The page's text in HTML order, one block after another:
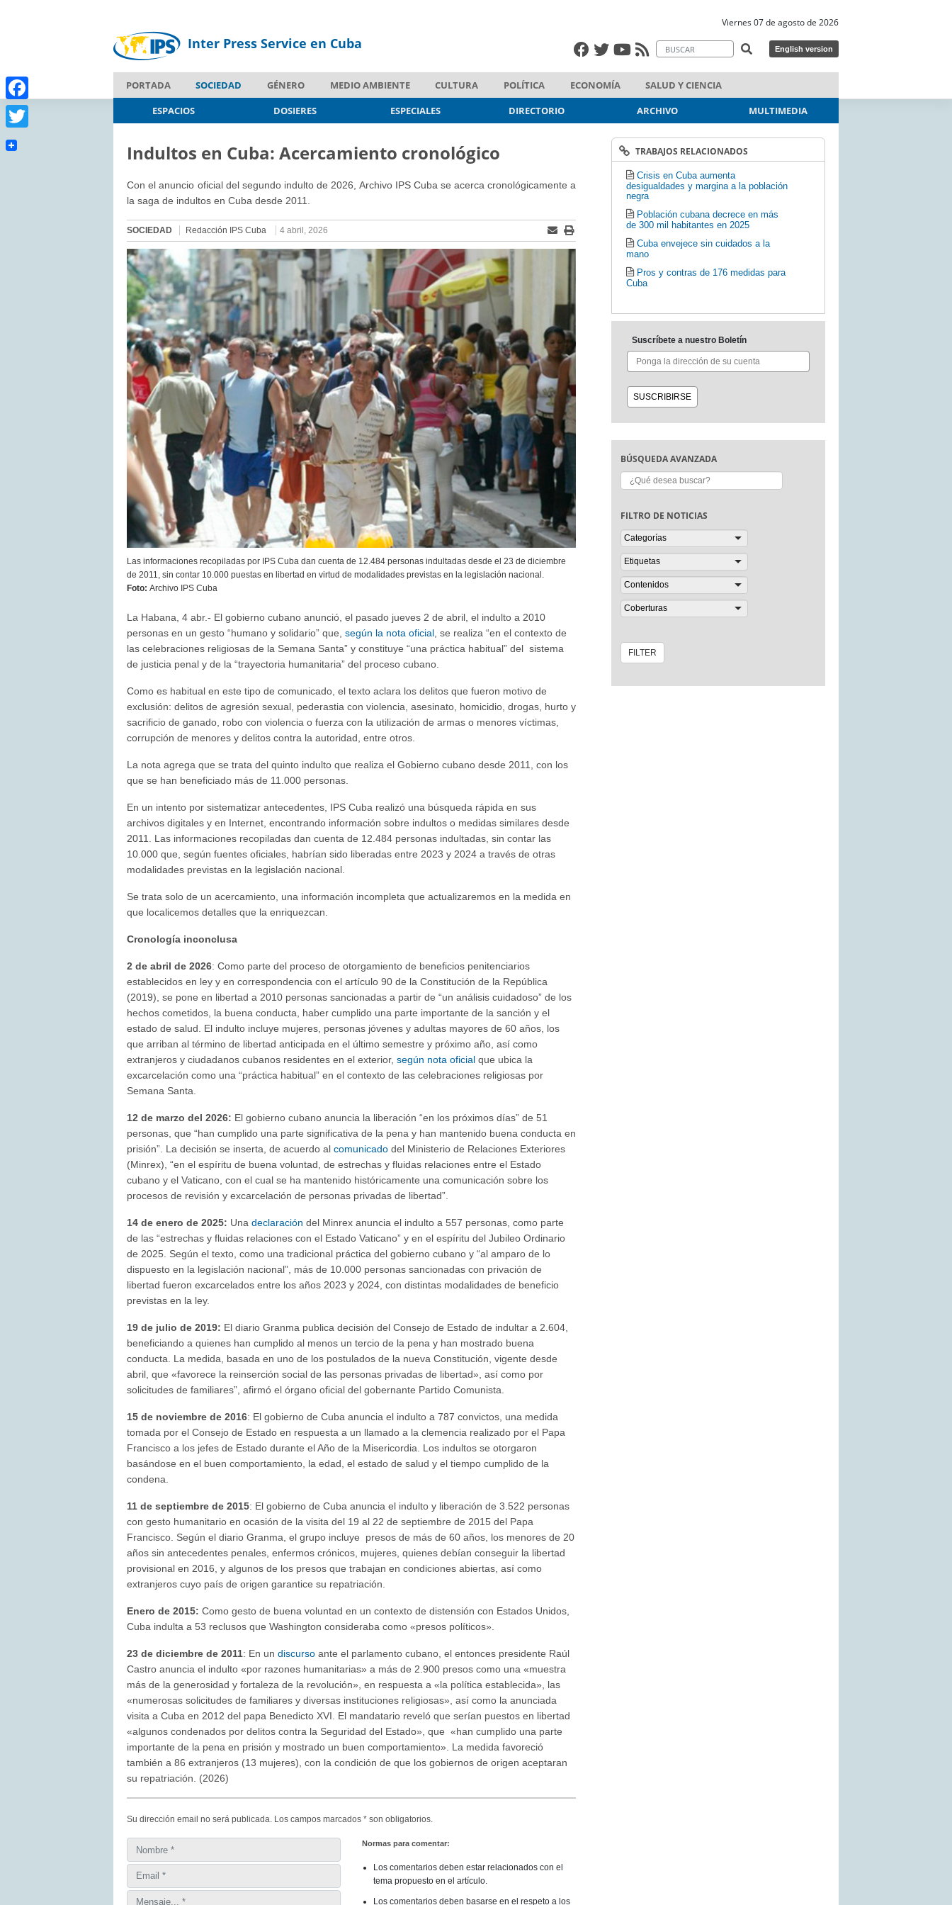
Viernes 07 de agosto de 2026
Inter Press Service en Cuba English version
PORTADA SOCIEDAD GÉNERO MEDIO AMBIENTE CULTURA POLÍTICA ECONOMÍA
SALUD Y CIENCIA
ESPACIOS
DOSIERES ESPECIALES DIRECTORIO ARCHIVO MULTIMEDIA
Indultos en Cuba: Acercamiento cronológico
Con el anuncio oficial del segundo indulto de 2026, Archivo IPS Cuba se acerca cronológicamente a
la saga de indultos en Cuba desde 2011.
SOCIEDAD Redacción IPS Cuba 4 abril, 2026
Las informaciones recopiladas por IPS Cuba dan cuenta de 12.484 personas indultadas desde el 23 de diciembre
de 2011, sin contar 10.000 puestas en libertad en virtud de modalidades previstas en la legislación nacional.
Foto:Archivo IPS Cuba
La Habana, 4 abr.- El gobierno cubano anunció, el pasado jueves 2 de abril, el indulto a 2010
personas en un gesto “humano y solidario” que,según la nota oficial, se realiza “en el contexto de
las celebraciones religiosas de la Semana Santa” y constituye “una práctica habitual” del sistema
de justicia penal y de la “trayectoria humanitaria” del proceso cubano.
Como es habitual en este tipo de comunicado, el texto aclara los delitos que fueron motivo de
exclusión: delitos de agresión sexual, pederastia con violencia, asesinato, homicidio, drogas, hurto y
sacrificio de ganado, robo con violencia o fuerza con la utilización de armas o menores víctimas,
corrupción de menores y delitos contra la autoridad, entre otros.
La nota agrega que se trata del quinto indulto que realiza el Gobierno cubano desde 2011, con los
que se han beneficiado más de 11.000 personas.
En un intento por sistematizar antecedentes, IPS Cuba realizó una búsqueda rápida en sus
archivos digitales y en Internet, encontrando información sobre indultos o medidas similares desde
2011. Las informaciones recopiladas dan cuenta de 12.484 personas indultadas, sin contar las
10.000 que, según fuentes oficiales, habrían sido liberadas entre 2023 y 2024 a través de otras
modalidades previstas en la legislación nacional.
Se trata solo de un acercamiento, una información incompleta que actualizaremos en la medida en
que localicemos detalles que la enriquezcan.
Cronología inconclusa
2 de abril de 2026: Como parte del proceso de otorgamiento de beneficios penitenciarios
establecidos en ley y en correspondencia con el artículo 90 de la Constitución de la República
(2019), se pone en libertad a 2010 personas sancionadas a partir de “un análisis cuidadoso” de los
hechos cometidos, la buena conducta, haber cumplido una parte importante de la sanción y el
estado de salud. El indulto incluye mujeres, personas jóvenes y adultas mayores de 60 años, los
que arriban al término de libertad anticipada en el último semestre y próximo año, así como
extranjeros y ciudadanos cubanos residentes en el exterior,según nota oficial que ubica la
excarcelación como una “práctica habitual” en el contexto de las celebraciones religiosas por
Semana Santa.
12 de marzo del 2026: El gobierno cubano anuncia la liberación “en los próximos días” de 51
personas, que “han cumplido una parte significativa de la pena y han mantenido buena conducta en
prisión”. La decisión se inserta, de acuerdo alcomunicado del Ministerio de Relaciones Exteriores
(Minrex), “en el espíritu de buena voluntad, de estrechas y fluidas relaciones entre el Estado
cubano y el Vaticano, con el cual se ha mantenido históricamente una comunicación sobre los
procesos de revisión y excarcelación de personas privadas de libertad”.
14 de enero de 2025: Unadeclaración del Minrex anuncia el indulto a 557 personas, como parte
de las “estrechas y fluidas relaciones con el Estado Vaticano” y en el espíritu del Jubileo Ordinario
de 2025. Según el texto, como una tradicional práctica del gobierno cubano y “al amparo de lo
dispuesto en la legislación nacional”, más de 10.000 personas sancionadas con privación de
libertad fueron excarcelados entre los años 2023 y 2024, con distintas modalidades de beneficio
previstas en la ley.
19 de julio de 2019: El diario Granma publica decisión del Consejo de Estado de indultar a 2.604,
beneficiando a quienes han cumplido al menos un tercio de la pena y han mostrado buena
conducta. La medida, basada en uno de los postulados de la nueva Constitución, vigente desde
abril, que «favorece la reinserción social de las personas privadas de libertad», así como por
solicitudes de familiares”, afirmó el órgano oficial del gobernante Partido Comunista.
15 de noviembre de 2016: El gobierno de Cuba anuncia el indulto a 787 convictos, una medida
tomada por el Consejo de Estado en respuesta a un llamado a la clemencia realizado por el Papa
Francisco a los jefes de Estado durante el Año de la Misericordia. Los indultos se otorgaron
basándose en el buen comportamiento, la edad, el estado de salud y el tiempo cumplido de la
condena.
11 de septiembre de 2015: El gobierno de Cuba anuncia el indulto y liberación de 3.522 personas
con gesto humanitario en ocasión de la visita del 19 al 22 de septiembre de 2015 del Papa
Francisco. Según el diario Granma, el grupo incluye presos de más de 60 años, los menores de 20
años sin antecedentes penales, enfermos crónicos, mujeres, quienes debían conseguir la libertad
provisional en 2016, y algunos de los presos que trabajan en condiciones abiertas, así como
extranjeros cuyo país de origen garantice su repatriación.
Enero de 2015: Como gesto de buena voluntad en un contexto de distensión con Estados Unidos,
Cuba indulta a 53 reclusos que Washington consideraba como «presos políticos».
23 de diciembre de 2011: En undiscurso ante el parlamento cubano, el entonces presidente Raúl
Castro anuncia el indulto «por razones humanitarias» a más de 2.900 presos como una «muestra
más de la generosidad y fortaleza de la revolución», en respuesta a «la política establecida», las
«numerosas solicitudes de familiares y diversas instituciones religiosas», así como la anunciada
visita a Cuba en 2012 del papa Benedicto XVI. El mandatario reveló que serían puestos en libertad
«algunos condenados por delitos contra la Seguridad del Estado», que «han cumplido una parte
importante de la pena en prisión y mostrado un buen comportamiento». La medida favoreció
también a 86 extranjeros (13 mujeres), con la condición de que los gobiernos de origen aceptaran
su repatriación. (2026)
Su dirección email no será publicada. Los campos marcados * son obligatorios.
Normas para comentar:
Los comentarios deben estar relacionados con el
tema propuesto en el artículo.
Los comentarios deben basarse en el respeto a los
TRABAJOS RELACIONADOS
Crisis en Cuba aumenta
desigualdades y margina a la población
negra
Población cubana decrece en más
de 300 mil habitantes en 2025
Cuba envejece sin cuidados a la
mano
Pros y contras de 176 medidas para
Cuba
Suscríbete a nuestro Boletín
BÚSQUEDA AVANZADA
Buscar:
FILTRO DE NOTICIAS
Facebook
Twitter